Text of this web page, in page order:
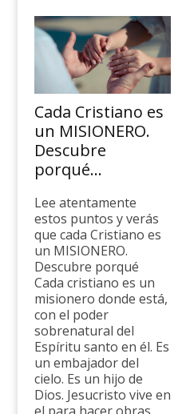
Cada Cristiano es
un MISIONERO.
Descubre
porqué…
Lee atentamente
estos puntos y verás
que cada Cristiano es
un MISIONERO.
Descubre porqué
Cada cristiano es un
misionero donde está,
con el poder
sobrenatural del
Espíritu santo en él. Es
un embajador del
cielo. Es un hijo de
Dios. Jesucristo vive en